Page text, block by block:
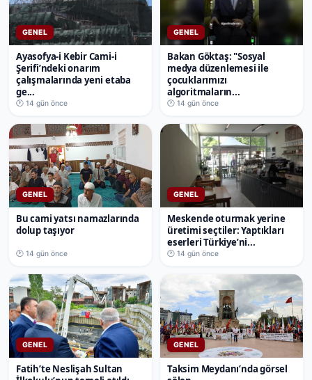
GENEL
Ayasofya-i Kebir Cami-i
Şerifi’ndeki onarım
çalışmalarında yeni etaba
ge...
🕐 14 gün önce
GENEL
Bakan Göktaş: "Sosyal
medya düzenlemesi ile
çocuklarımızı
algoritmaların...
🕐 14 gün önce
GENEL
Bu cami yatsı namazlarında
dolup taşıyor
🕐 14 gün önce
GENEL
Meskende oturmak yerine
üretimi seçtiler: Yaptıkları
eserleri Türkiye’ni...
🕐 14 gün önce
GENEL
Fatih’te Neslişah Sultan
GENEL
Taksim Meydanı’nda görsel